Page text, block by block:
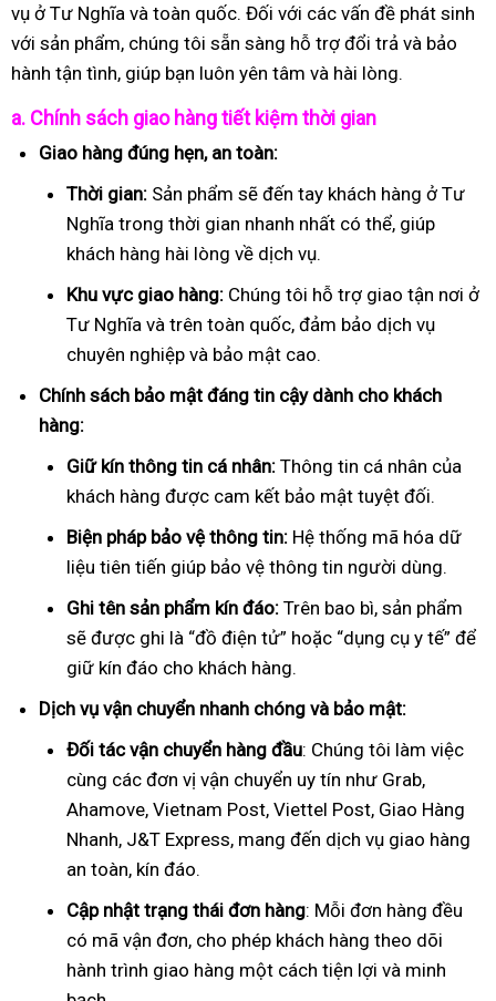
vụ ở Tư Nghĩa và toàn quốc. Đối với các vấn đề phát sinh
với sản phẩm, chúng tôi sẵn sàng hỗ trợ đổi trả và bảo
hành tận tình, giúp bạn luôn yên tâm và hài lòng.
a. Chính sách giao hàng tiết kiệm thời gian
Giao hàng đúng hẹn, an toàn:
Thời gian: Sản phẩm sẽ đến tay khách hàng ở Tư
Nghĩa trong thời gian nhanh nhất có thể, giúp
khách hàng hài lòng về dịch vụ.
Khu vực giao hàng: Chúng tôi hỗ trợ giao tận nơi ở
Tư Nghĩa và trên toàn quốc, đảm bảo dịch vụ
chuyên nghiệp và bảo mật cao.
Chính sách bảo mật đáng tin cậy dành cho khách
hàng:
Giữ kín thông tin cá nhân: Thông tin cá nhân của
khách hàng được cam kết bảo mật tuyệt đối.
Biện pháp bảo vệ thông tin: Hệ thống mã hóa dữ
liệu tiên tiến giúp bảo vệ thông tin người dùng.
Ghi tên sản phẩm kín đáo: Trên bao bì, sản phẩm
sẽ được ghi là “đồ điện tử” hoặc “dụng cụ y tế” để
giữ kín đáo cho khách hàng.
Dịch vụ vận chuyển nhanh chóng và bảo mật:
Đối tác vận chuyển hàng đầu: Chúng tôi làm việc
cùng các đơn vị vận chuyển uy tín như Grab,
Ahamove, Vietnam Post, Viettel Post, Giao Hàng
Nhanh, J&T Express, mang đến dịch vụ giao hàng
an toàn, kín đáo.
Cập nhật trạng thái đơn hàng: Mỗi đơn hàng đều
có mã vận đơn, cho phép khách hàng theo dõi
hành trình giao hàng một cách tiện lợi và minh